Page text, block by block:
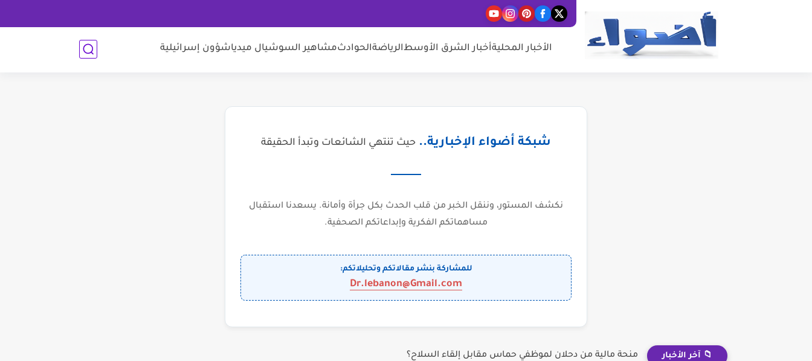
الأخبار المحليةأخبار الشرق الأوسطالرياضةالحوادثمشاهير السوشيال ميدياشؤون إسرائيلية
شبكة أضواء الإخبارية.. حيث تنتهي الشائعات وتبدأ الحقيقة
نكشف المستور، وننقل الخبر من قلب الحدث بكل جرأة وأمانة. يسعدنا استقبال
مساهماتكم الفكرية وإبداعاتكم الصحفية.
للمشاركة بنشر مقالاتكم وتحليلاتكم:
Dr.lebanon@Gmail.com
📁 آخر الأخبار منحة مالية من دحلان لموظفي حماس مقابل إلقاء السلاح؟